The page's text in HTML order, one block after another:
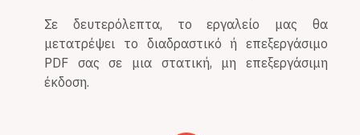
Σε δευτερόλεπτα, το εργαλείο μας θα
μετατρέψει το διαδραστικό ή επεξεργάσιμο
PDF σας σε μια στατική, μη επεξεργάσιμη
έκδοση.